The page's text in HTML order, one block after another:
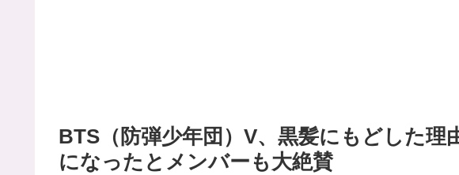
BTS（防弾少年団）V、黒髪にもどした理
になったとメンバーも大絶賛